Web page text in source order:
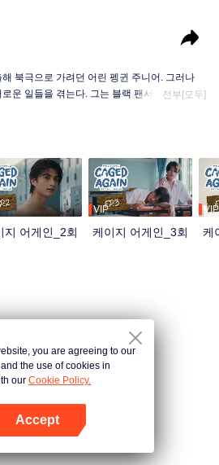
북극으로 가려던 어린 펭귄 주니어. 그러나
운 일들을 겪는다. 그는 블랙 팬서에서 인간으
것인가?
전부[모두]
지 어게인_2회
VIP
케이지 어게인_3회
VIP
케
you are agreeing to our
and the use of cookies in
our Cookie Policy.
Accept